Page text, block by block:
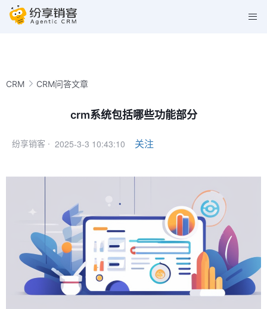
CRM CRM问答文章
crm系统包括哪些功能部分
纷享销客 · 2025-3-3 10:43:10 关注